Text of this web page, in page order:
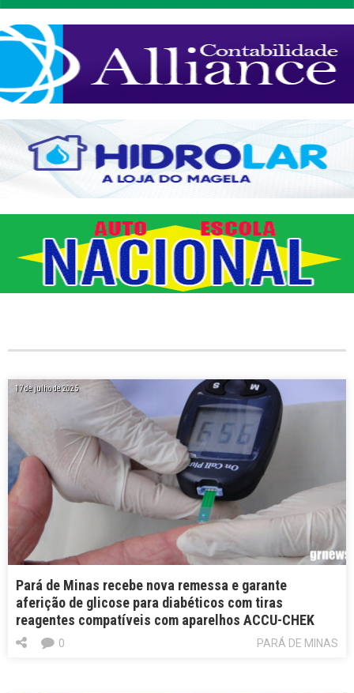
17 de julho de 2025
Pará de Minas recebe nova remessa e garante
aferição de glicose para diabéticos com tiras
reagentes compatíveis com aparelhos ACCU-CHEK
PARÁ DE MINAS
0